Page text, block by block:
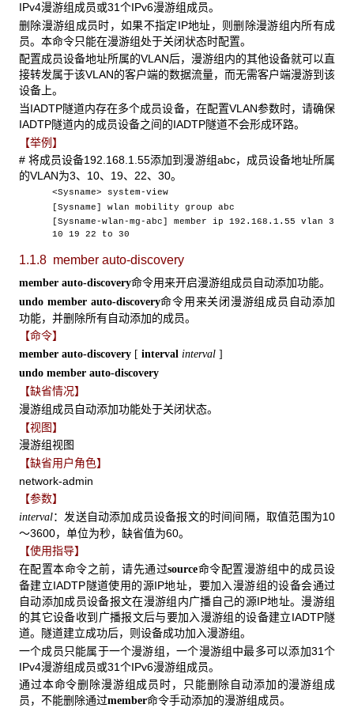
IPv4漫游组成员或31个IPv6漫游组成员。
删除漫游组成员时，如果不指定IP地址，则删除漫游组内所有成
员。本命令只能在漫游组处于关闭状态时配置。
配置成员设备地址所属的VLAN后，漫游组内的其他设备就可以直
接转发属于该VLAN的客户端的数据流量，而无需客户端漫游到该
设备上。
当IADTP隧道内存在多个成员设备，在配置VLAN参数时，请确保
IADTP隧道内的成员设备之间的IADTP隧道不会形成环路。
【举例】
# 将成员设备192.168.1.55添加到漫游组abc，成员设备地址所属
的VLAN为3、10、19、22、30。
<Sysname> system-view
[Sysname] wlan mobility group abc
[Sysname-wlan-mg-abc] member ip 192.168.1.55 vlan 3
10 19 22 to 30
1.1.8 member auto-discovery
member auto-discovery命令用来开启漫游组成员自动添加功能。
undo member auto-discovery命令用来关闭漫游组成员自动添加
功能，并删除所有自动添加的成员。
【命令】
member auto-discovery [ interval interval ]
undo member auto-discovery
【缺省情况】
漫游组成员自动添加功能处于关闭状态。
【视图】
漫游组视图
【缺省用户角色】
network-admin
【参数】
interval：发送自动添加成员设备报文的时间间隔，取值范围为10
～3600，单位为秒，缺省值为60。
【使用指导】
在配置本命令之前，请先通过source命令配置漫游组中的成员设
备建立IADTP隧道使用的源IP地址，要加入漫游组的设备会通过
自动添加成员设备报文在漫游组内广播自己的源IP地址。漫游组
的其它设备收到广播报文后与要加入漫游组的设备建立IADTP隧
道。隧道建立成功后，则设备成功加入漫游组。
一个成员只能属于一个漫游组，一个漫游组中最多可以添加31个
IPv4漫游组成员或31个IPv6漫游组成员。
通过本命令删除漫游组成员时，只能删除自动添加的漫游组成
员，不能删除通过member命令手动添加的漫游组成员。